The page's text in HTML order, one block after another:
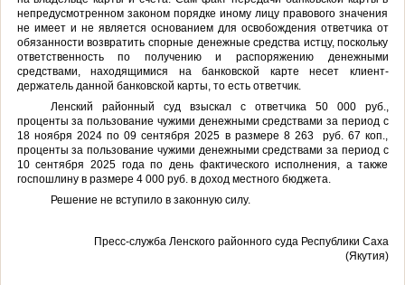
непредусмотренном законом порядке иному лицу правового значения
не имеет и не является основанием для освобождения ответчика от
обязанности возвратить спорные денежные средства истцу, поскольку
ответственность по получению и распоряжению денежными
средствами, находящимися на банковской карте несет клиент-
держатель данной банковской карты, то есть ответчик.
Ленский районный суд взыскал с ответчика 50 000 руб.,
проценты за пользование чужими денежными средствами за период с
18 ноября 2024 по 09 сентября 2025 в размере 8 263 руб. 67 коп.,
проценты за пользование чужими денежными средствами за период с
10 сентября 2025 года по день фактического исполнения, а также
госпошлину в размере 4 000 руб. в доход местного бюджета.
Решение не вступило в законную силу.
Пресс-служба Ленского районного суда Республики Саха
(Якутия)